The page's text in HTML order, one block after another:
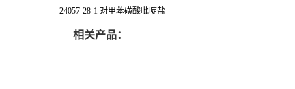
24057-28-1 对甲苯磺酸吡啶盐
相关产品：